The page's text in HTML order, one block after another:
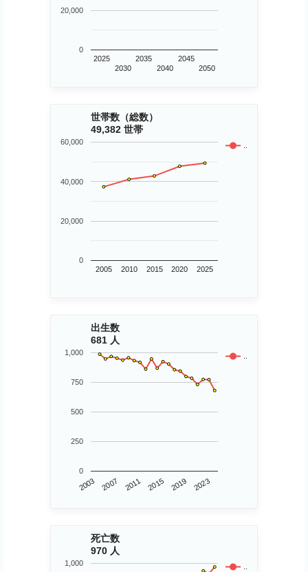
2025
2030
2035
2040
2045
2050
0
20,000
世帯数（総数）
49,382 世帯
..
2005 2010 2015 2020 2025
0
20,000
40,000
60,000
出生数
681 人
..
2003 2007 2011 2015 2019 2023
0
250
500
750
1,000
死亡数
970 人
..
1,000